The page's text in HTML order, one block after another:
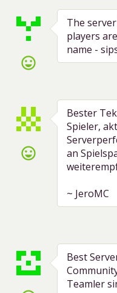
sentiment_very_satisfied
The
players
name -
sentiment_very_satisfied
Bester
Spieler,
an
~ JeroMC
Best
Teamler